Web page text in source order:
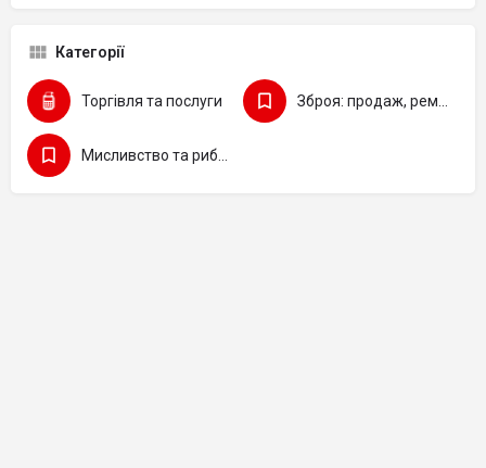
Категорії
Торгівля та послуги